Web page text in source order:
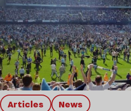
Articles news